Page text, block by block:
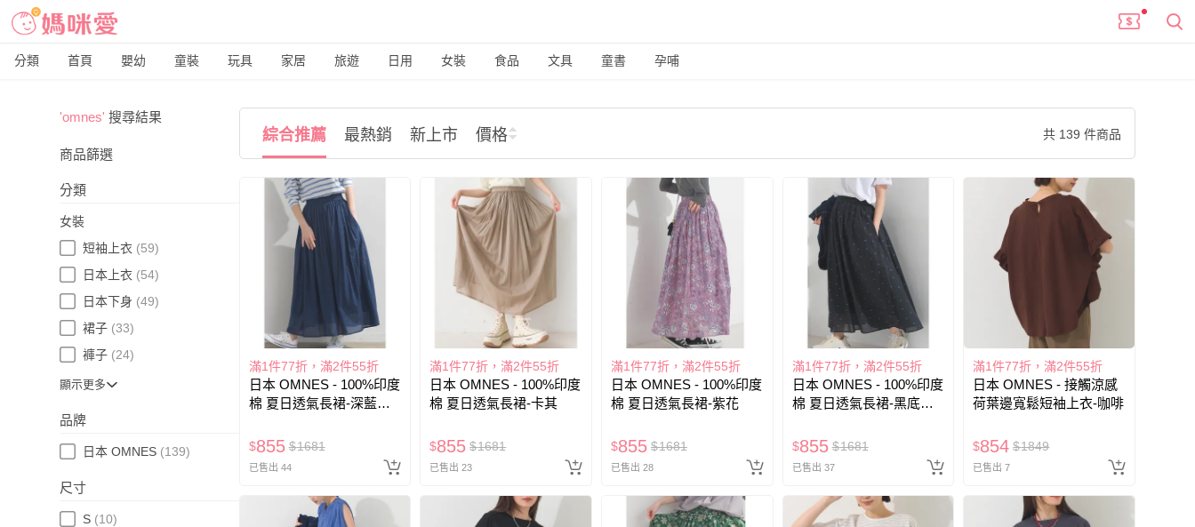
分類 首頁 嬰幼 童裝 玩具 家居 旅遊 日用 女裝 食品 文具 童書 孕哺
'omnes' 搜尋結果
商品篩選
分類
女裝
短袖上衣 (59)
日本上衣 (54)
日本下身 (49)
裙子 (33)
褲子 (24)
顯示更多
品牌
日本 OMNES (139)
尺寸
S (10)
綜合推薦 最熱銷 新上市 價格 共 139 件商品
滿1件77折，滿2件55折
日本 OMNES - 100%印度
棉 夏日透氣長裙-深藍底
$855 $1681
已售出 44
滿1件77折，滿2件55折
日本 OMNES - 100%印度
棉 夏日透氣長裙-卡其
$855 $1681
已售出 23
滿1件77折，滿2件55折
日本 OMNES - 100%印度
棉 夏日透氣長裙-紫花
$855 $1681
已售出 28
滿1件77折，滿2件55折
日本 OMNES - 100%印度
棉 夏日透氣長裙-黑底藍
$855 $1681
已售出 37
滿1件77折，滿2件55折
日本 OMNES - 接觸涼感
荷葉邊寬鬆短袖上衣-咖啡
$854 $1849
已售出 7